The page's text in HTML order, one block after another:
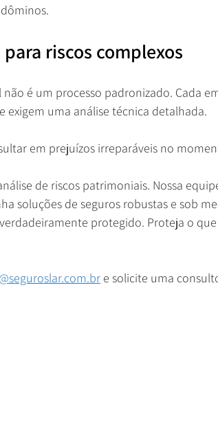
riscos complexos
é um processo padronizado. Cada
exigem uma análise técnica detalhada.
em prejuízos irreparáveis no
de riscos patrimoniais. Nossa
soluções de seguros robustas e sob
protegido. Proteja o que
e solicite uma